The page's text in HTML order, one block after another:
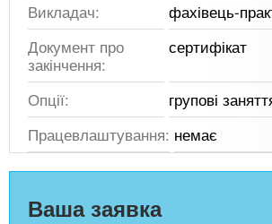
Викладач:
фахівець-
Документ про
закінчення:
сертифікат
Опції:
групові
Працевлаштування: немає
Ваша заявка